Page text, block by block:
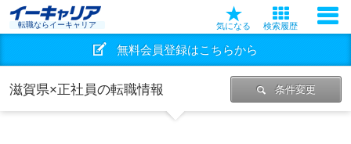
転職ならイーキャリア 気になる 検索履歴
無料会員登録はこちらから
滋賀県×正社員の転職情報 条件変更